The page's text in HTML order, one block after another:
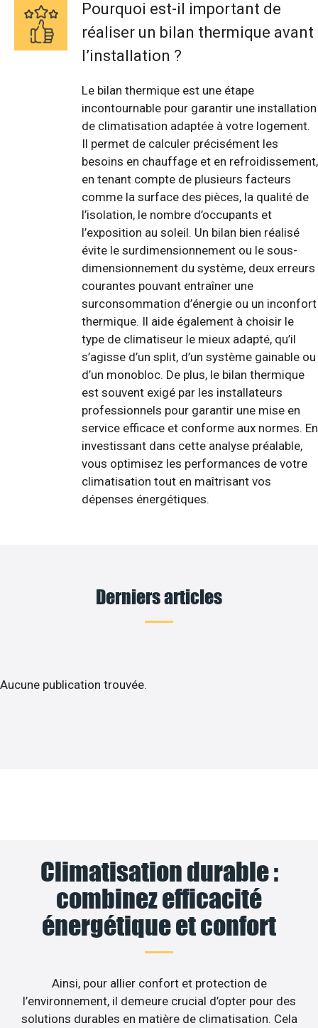
Pourquoi est-il important de
réaliser un bilan thermique avant
l’installation ?
Le bilan thermique est une étape
incontournable pour garantir une installation
de climatisation adaptée à votre logement.
Il permet de calculer précisément les
besoins en chauffage et en refroidissement,
en tenant compte de plusieurs facteurs
comme la surface des pièces, la qualité de
l’isolation, le nombre d’occupants et
l’exposition au soleil. Un bilan bien réalisé
évite le surdimensionnement ou le sous-
dimensionnement du système, deux erreurs
courantes pouvant entraîner une
surconsommation d’énergie ou un inconfort
thermique. Il aide également à choisir le
type de climatiseur le mieux adapté, qu’il
s’agisse d’un split, d’un système gainable ou
d’un monobloc. De plus, le bilan thermique
est souvent exigé par les installateurs
professionnels pour garantir une mise en
service efficace et conforme aux normes. En
investissant dans cette analyse préalable,
vous optimisez les performances de votre
climatisation tout en maîtrisant vos
dépenses énergétiques.
Derniers articles
Aucune publication trouvée.
Climatisation durable :
combinez efficacité
énergétique et confort
Ainsi, pour allier confort et protection de
l’environnement, il demeure crucial d’opter pour des
solutions durables en matière de climatisation. Cela